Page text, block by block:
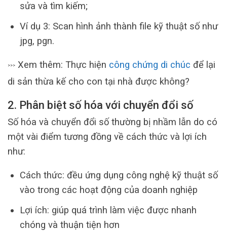
sửa và tìm kiếm;
Ví dụ 3: Scan hình ảnh thành file kỹ thuật số như
jpg, pgn.
>>> Xem thêm: Thực hiện công chứng di chúc để lại
di sản thừa kế cho con tại nhà được không?
2. Phân biệt số hóa với chuyển đổi số
Số hóa và chuyển đổi số thường bị nhầm lẫn do có
một vài điểm tương đồng về cách thức và lợi ích
như:
Cách thức: đều ứng dụng công nghệ kỹ thuật số
vào trong các hoạt động của doanh nghiệp
Lợi ích: giúp quá trình làm việc được nhanh
chóng và thuận tiện hơn